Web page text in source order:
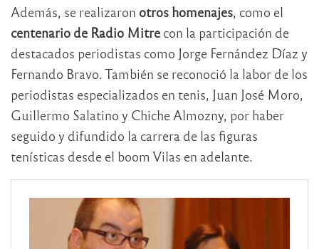
Además, se realizaron otros homenajes, como el
centenario de Radio Mitre con la participación de
destacados periodistas como Jorge Fernández Díaz y
Fernando Bravo. También se reconoció la labor de los
periodistas especializados en tenis, Juan José Moro,
Guillermo Salatino y Chiche Almozny, por haber
seguido y difundido la carrera de las figuras
tenísticas desde el boom Vilas en adelante.